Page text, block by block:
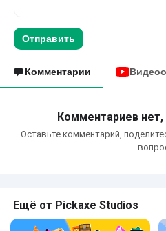
Отправить
Комментарии
Комментариев
Оставьте комментарий,
Ещё от Pickaxe Studios